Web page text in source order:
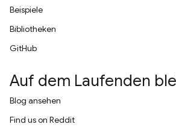
Beispiele
Bibliotheken
GitHub
Auf dem Laufenden
Blog ansehen
Find us on Reddit